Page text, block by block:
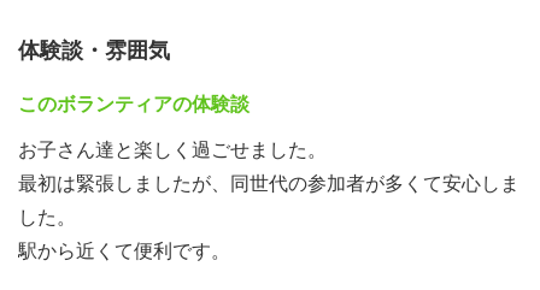
体験談・雰囲気
このボランティアの体験談
お子さん達と楽しく過ごせました。
最初は緊張しましたが、同世代の参加者が多くて安心しま
した。
駅から近くて便利です。